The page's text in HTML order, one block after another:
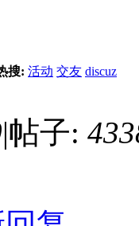
搜: 活动 交友 discuz
|帖子: